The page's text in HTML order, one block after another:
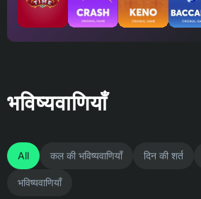
भविष्यवाणियाँ
All कल की भविष्यवाणियाँ दिन की शर्त
भविष्यवाणियाँ